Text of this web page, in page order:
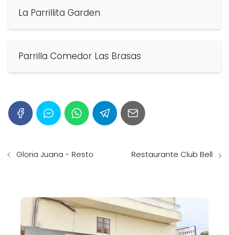
La Parrillita Garden
Parrilla Comedor Las Brasas
Gloria Juana - Resto Restaurante Club Bell